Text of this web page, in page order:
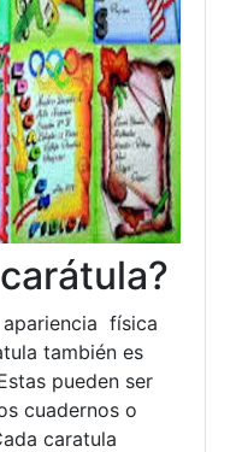
física
también es
pueden ser
cuadernos o
caratula